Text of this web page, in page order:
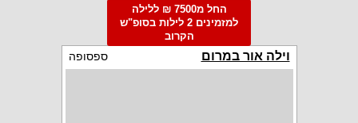
החל מ7500 ₪ ללילה
למזמינים 2 לילות בסופ"ש
הקרוב
וילה אור במרום ספסופה